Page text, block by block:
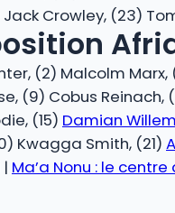
Crowley, (23)
(2) Malcolm Marx,
(9) Cobus Reinach,
(15) Damian
Kwagga Smith, (21)
| Ma’a Nonu : le